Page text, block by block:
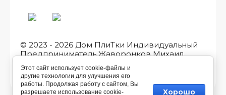
© 2023 - 2026 Дом ПлиТки Индивидуальный
Предприниматель Жаворонков Михаил
Игоревич, ИНН/ОГРН
590507582533/323595800038011
Этот сайт использует cookie-файлы и
другие технологии для улучшения его
работы. Продолжая работу с сайтом, Вы
разрешаете использование cookie-
Хорошо